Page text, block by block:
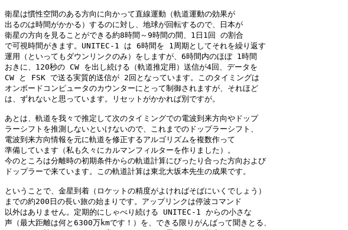
衛星は慣性空間のある方向に向かって直線運動（軌道運動の効果が
出るのは時間がかかる）するのに対し、地球が回転するので、日本が
衛星の方向を見ることができる約8時間～9時間の間、1日1回 の割合
で可視時間がきます。UNITEC-1 は 6時間を 1周期としてそれを繰り返す
運用（といってもダウンリンクのみ）をしますが、6時間内のほぼ 1時間
おきに、120秒の CW を出し続ける（軌道推定用）送信が4回、データを
CW と FSK で送る実質的送信が 2回となっています。このタイミングは
オンボードコンピュータのカウンターにとって制御されますが、それほど
は、ずれないと思っています。リセットがかかれば別ですが。
あとは、軌道を我々で推定して次のタイミングでの電波到来方向やドップ
ラーシフトを推測しないといけないので、これまでのドップラーシフト、
電波到来方向情報を元に軌道を修正するアルゴリズムを複数作って
準備しています（私も久々にカルマンフィルターを作りました）。
今のところは分離時の初期条件からの軌道計算にぴったり合った方向および
ドップラーで来ています。この軌道計算は東北大坂本先生の成果です。
ということで、金星到着（ロケットの精度がよければそばにいくでしょう）
までの約200日の長い旅の始まりです。アップリンクは停波コマンド
以外はありません。定期的にしゃべり続ける UNITEC-1 からの小さな
声（最大距離は何と6300万kmです！）を、できる限りがんばって聞きとる、